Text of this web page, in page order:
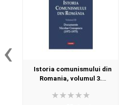
‹
Istoria comunismului din
Romania, volumul 3.
Ceausescu 1972-1975 - Dorin